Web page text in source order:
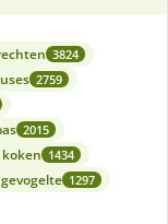
3824
2759
2015
1434
1297